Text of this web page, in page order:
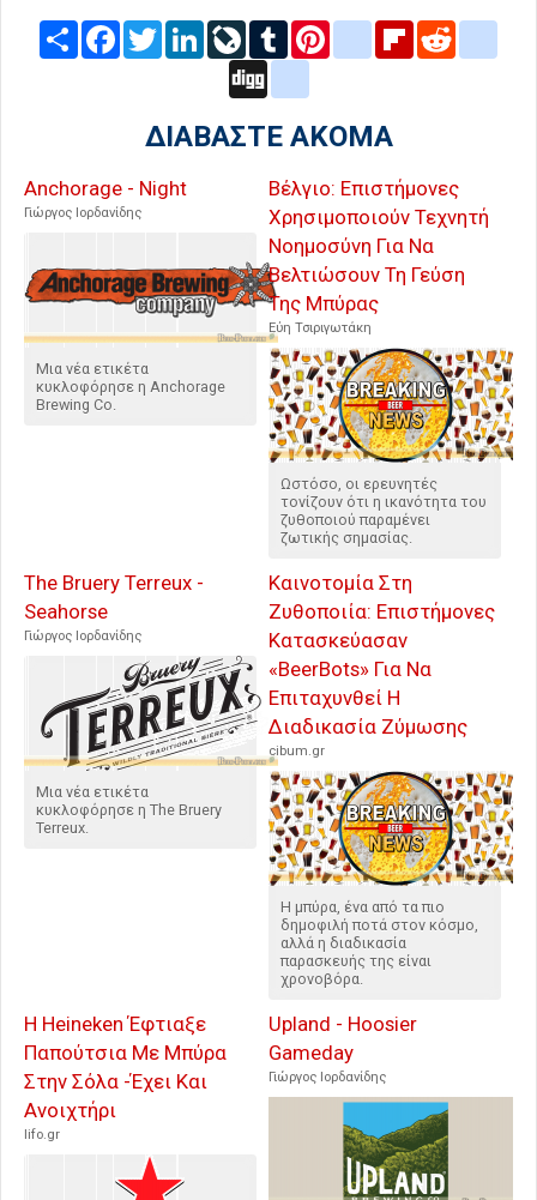
Share FacebookTwitterLinkedInLiveJournal
Tumblr Pinterestblogger_post
Flipboard
ΔΙΑΒΑΣΤΕ ΑΚΟΜΑ
Anchorage - Night
Γιώργος Ιορδανίδης
Μια νέα ετικέτα
κυκλοφόρησε η Anchorage
Brewing Co.
Βέλγιο: Επιστήμονες
Χρησιμοποιούν Τεχνητή
Νοημοσύνη Για Να
Βελτιώσουν Τη Γεύση
Της Μπύρας
Εύη Τσιριγωτάκη
Ωστόσο, οι ερευνητές
τονίζουν ότι η ικανότητα του
ζυθοποιού παραμένει
ζωτικής σημασίας.
The Bruery Terreux -
Seahorse
Γιώργος Ιορδανίδης
Μια νέα ετικέτα
κυκλοφόρησε η The Bruery
Terreux.
Καινοτομία Στη
Ζυθοποιία: Επιστήμονες
Κατασκεύασαν
«BeerBots» Για Να
Επιταχυνθεί Η
Διαδικασία Ζύμωσης
cibum.gr
Η μπύρα, ένα από τα πιο
δημοφιλή ποτά στον κόσμο,
αλλά η διαδικασία
παρασκευής της είναι
χρονοβόρα.
Η Heineken Έφτιαξε
Παπούτσια Με Μπύρα
Στην Σόλα -Έχει Και
Ανοιχτήρι
lifo.gr
Upland - Hoosier
Gameday
Γιώργος Ιορδανίδης